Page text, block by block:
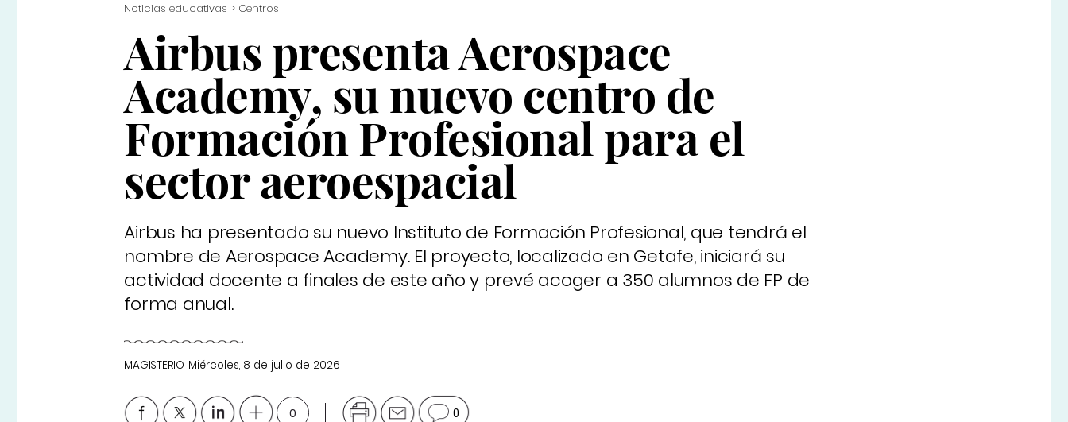
Noticias educativas Centros
Airbus presenta Aerospace
Academy, su nuevo centro de
Formación Profesional para el
sector aeroespacial
Airbus ha presentado su nuevo Instituto de Formación Profesional, que tendrá el
nombre de Aerospace Academy. El proyecto, localizado en Getafe, iniciará su
actividad docente a finales de este año y prevé acoger a 350 alumnos de FP de
forma anual.
MAGISTERIO Miércoles, 8 de julio de 2026
0 0